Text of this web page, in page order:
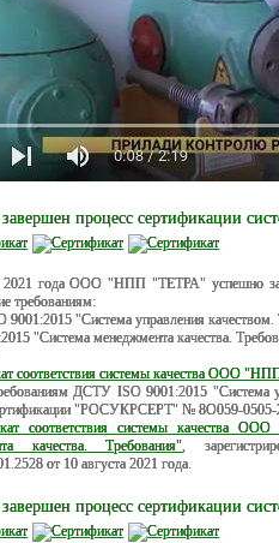
процесс сертификации
2021 года ООО "НПП "ТЕТРА" успешно
требованиям:
"Система управления качеством.
"Система менеджмента качества.
соответствия системы качества ООО
ДСТУ ISO 9001:2015 "Система
"РОСУКРСЕРТ" № 8О059-0505-
соответствия системы качества
качества. Требования",
от 10 августа 2021 года.
процесс сертификации